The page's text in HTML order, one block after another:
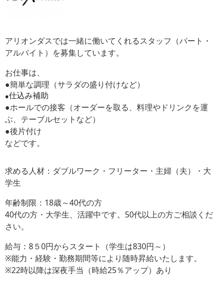
アリオンダスでは一緒に働いてくれるスタッフ（パート・
アルバイト）を募集しています。
お仕事は、
●簡単な調理（サラダの盛り付けなど）
●仕込み補助
●ホールでの接客（オーダーを取る、料理やドリンクを運
ぶ、テーブルセットなど）
●後片付け
などです。
求める人材：ダブルワーク・フリーター・主婦（夫）・大
学生
年齢制限：18歳～40代の方
40代の方・大学生、活躍中です。50代以上の方ご相談くだ
さい。
給与：8５0円からスタート（学生は830円～）
※能力・経験・勤務期間等により随時昇給いたします。
※22時以降は深夜手当（時給25％アップ）あり